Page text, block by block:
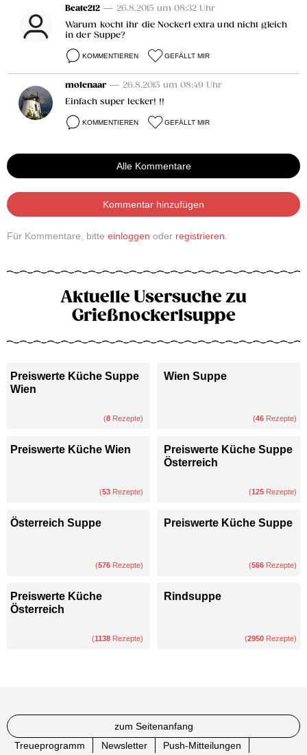
Beate212 — 26.8.2015 um 08:32 Uhr
Warum kocht ihr die Nockerl extra und nicht gleich
in der Suppe?
KOMMENTIEREN GEFÄLLT MIR
molenaar — 26.8.2015 um 08:49 Uhr
Einfach super lecker! !!
KOMMENTIEREN GEFÄLLT MIR
Alle Kommentare
Kommentar hinzufügen
Für Kommentare, bitte einloggen oder registrieren
Aktuelle Usersuche zu
Grießnockerlsuppe
Preiswerte Küche Suppe
Wien
(8 Rezepte)
Wien Suppe
(46 Rezepte)
Preiswerte Küche Wien
(53 Rezepte)
Preiswerte Küche Suppe
Österreich
(125 Rezepte)
Österreich Suppe
(576 Rezepte)
Preiswerte Küche Suppe
(566 Rezepte)
Preiswerte Küche
Österreich
(1138 Rezepte)
Rindsuppe
(2950 Rezepte)
zum Seitenanfang
Treueprogramm
Newsletter
Push-Mitteilungen